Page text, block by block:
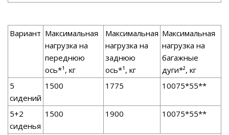
Вариант Максимальная
нагрузка на
переднюю
ось*¹, кг
Максимальная
нагрузка на
заднюю
ось*¹, кг
Максимальная
нагрузка на
багажные
дуги*², кг
5
сидений
1500 1775 10075*55**
5+2
сиденья
1500 1900 10075*55**